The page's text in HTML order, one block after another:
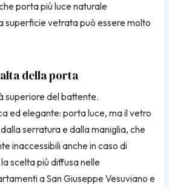
porta più luce naturale
superficie vetrata può essere molto
della porta
superiore del battente.
ed elegante: porta luce, ma il vetro
serratura e dalla maniglia, che
inaccessibili anche in caso di
scelta più diffusa nelle
a San Giuseppe Vesuviano e